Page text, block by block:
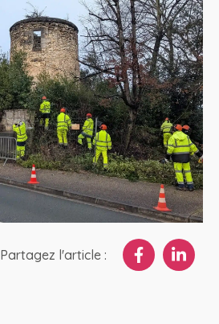
Partagez l'article :